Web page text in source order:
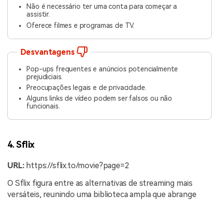
Não é necessário ter uma conta para começar a
assistir.
Oferece filmes e programas de TV.
Desvantagens
Pop-ups frequentes e anúncios potencialmente
prejudiciais.
Preocupações legais e de privacidade.
Alguns links de vídeo podem ser falsos ou não
funcionais.
4. Sflix
URL:https://sflix.to/movie?page=2
O Sflix figura entre as alternativas de streaming mais
versáteis, reunindo uma biblioteca ampla que abrange